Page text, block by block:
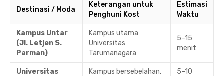
Destinasi / Moda
Keterangan untuk
Penghuni Kost
Estimasi
Waktu
Kampus Untar
(Jl. Letjen S.
Parman)
Kampus utama
Universitas
Tarumanagara
5–15
menit
Universitas
Kampus bersebelahan,
5–10